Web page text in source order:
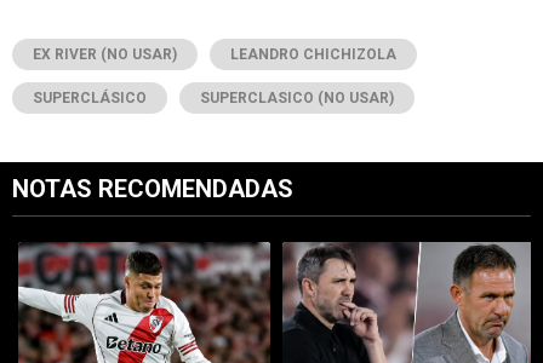
EX RIVER (NO USAR) LEANDRO CHICHIZOLA
SUPERCLÁSICO SUPERCLASICO (NO USAR)
NOTAS RECOMENDADAS
Un artículo de tendencia con el título "Tras su salida de River,
Un artículo de tendencia con el